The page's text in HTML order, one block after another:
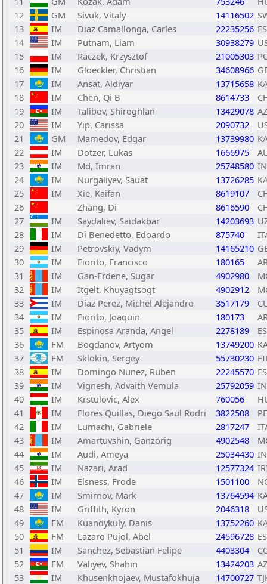
12
GM Sivuk, Vitaly 14116502
13
IM Diaz Camallonga, Carles 22235256
14
IM Putnam, Liam 30938279
15
IM Raczek, Krzysztof 21005303
16
IM Gloeckler, Christian 34608966
17
IM Ansat, Aldiyar 13715658
18
IM Chen, Qi B 8614733
19
IM Talibov, Shiroghlan 13429078
20
IM Yip, Carissa 2090732
21
GM Mamedov, Edgar 13739980
22
IM Dotzer, Lukas 1666975
23
IM Md, Imran 25748580
24
IM Nurgaliyev, Sauat 13726285
25
IM Xie, Kaifan 8619107
26
Zhang, Di 8616590
27
IM Saydaliev, Saidakbar 14203693
28
IM Di Benedetto, Edoardo 875740
29
IM Petrovskiy, Vadym 14165210
30
IM Fiorito, Francisco 180165
31
IM Gan-Erdene, Sugar 4902980
32
IM Itgelt, Khuyagtsogt 4902912
33
IM Diaz Perez, Michel Alejandro 3517179
34
IM Fiorito, Joaquin 180173
35
IM Espinosa Aranda, Angel 2278189
36
FM Bogdanov, Artyom 13749200
37
FM Sklokin, Sergey 55730230
38
IM Domingo Nunez, Ruben 22245570
39
IM Vignesh, Advaith Vemula 25792059
40
IM Krstulovic, Alex 760056
41
IM Flores Quillas, Diego Saul Rodri 3822508
42
IM Lumachi, Gabriele 2817247
43
IM Amartuvshin, Ganzorig 4902548
44
IM Audi, Ameya 25034430
45
IM Nazari, Arad 12577324
46
IM Elsness, Frode 1501100
47
IM Smirnov, Mark 13764594
48
IM Griffith, Kyron 2046318
49
FM Kuandykuly, Danis 13752260
50
FM Lazaro Pujol, Abel 24596728
51
IM Sanchez, Sebastian Felipe 4403304
52
FM Valiyev, Shahin 13424203
53
IM Khusenkhojaev, Mustafokhuja 14700727